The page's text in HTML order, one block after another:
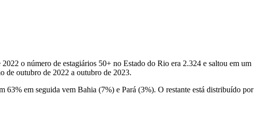
o número de estagiários 50+ no Estado do Rio era 2.324 e saltou em um
de outubro de 2022 a outubro de 2023.
63% em seguida vem Bahia (7%) e Pará (3%). O restante está distribuído por